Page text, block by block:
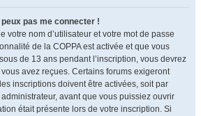
pas me connecter !
votre nom d’utilisateur et votre mot de passe
de la COPPA est activée et que vous
de 13 ans pendant l’inscription, vous devrez
avez reçues. Certains forums exigeront
inscriptions doivent être activées, soit par
avant que vous puissiez ouvrir
était présente lors de votre inscription. Si